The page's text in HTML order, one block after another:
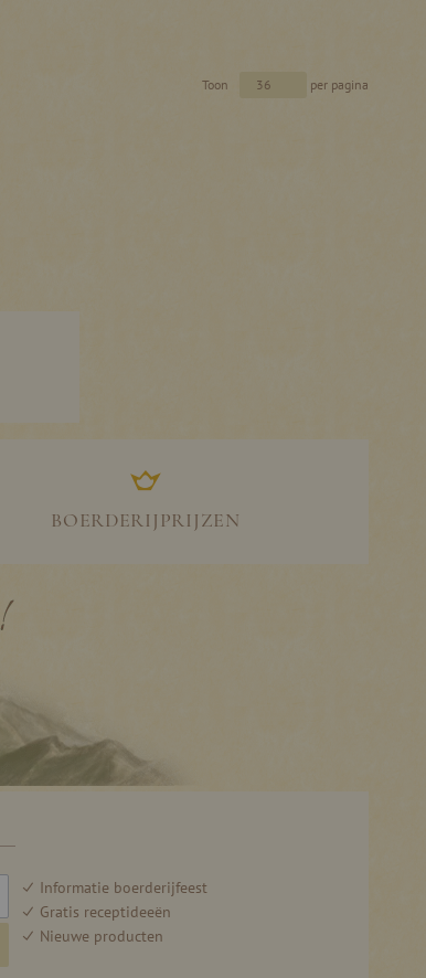
Toon per pagina
BOERDERIJPRIJZEN
Informatie boerderijfeest
Gratis receptideeën
Nieuwe producten